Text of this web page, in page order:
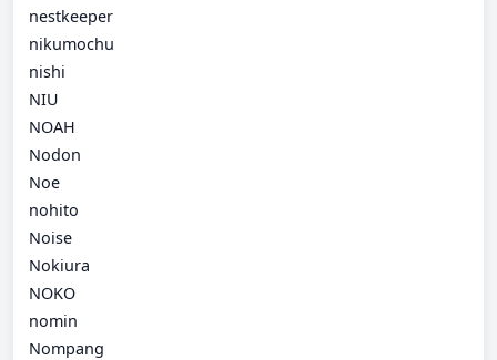
nestkeeper
nikumochu
nishi
NIU
NOAH
Nodon
Noe
nohito
Noise
Nokiura
NOKO
nomin
Nompang